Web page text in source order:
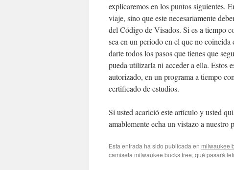
explicaremos en los puntos siguientes.
viaje, sino que este necesariamente
del Código de Visados. Si es a tiempo
sea en un periodo en el que no
darte todos los pasos que tienes que
pueda utilizarla ni acceder a ella. Estos
autorizado, en un programa a tiempo
certificado de estudios.
Si usted acarició este artículo y usted
amablemente echa un vistazo a nuestro
Esta entrada ha sido publicada en milwaukee
camiseta milwaukee bucks free, qué pasará